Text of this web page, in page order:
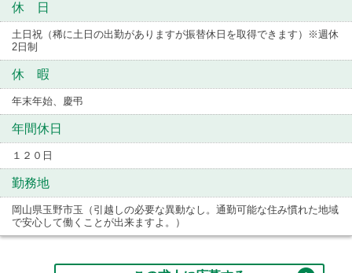
休 日
土日祝（稀に土日の出勤がありますが振替休日を取得できます）※週休
2日制
休 暇
年末年始、慶弔
年間休日
１２０日
勤務地
岡山県玉野市玉（引越しの必要な異動なし。通勤可能な住み慣れた地域
で安心して働くことが出来ますよ。）